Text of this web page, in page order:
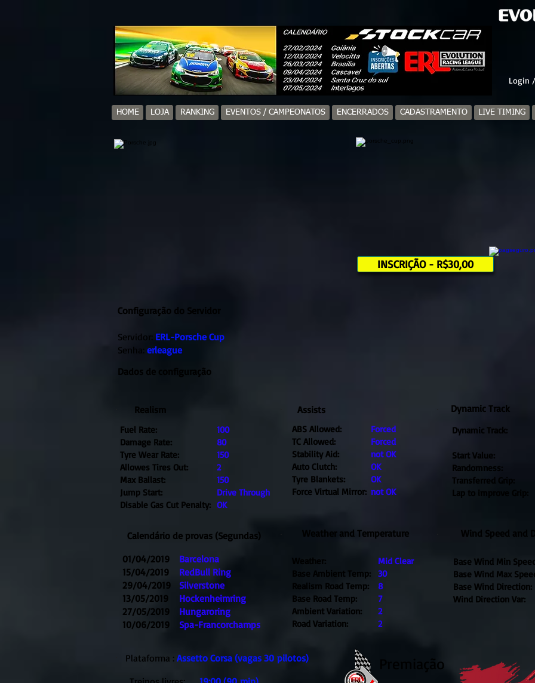
Login
01/04/2019
15/04/2019
29/04/2019
13/05/2019
27/05/2019
10/06/2019
Barcelona
RedBull Ring
Silverstone
Hockenheimring
Hungaroring
Spa-Francorchamps
INSCRIÇÃO - R$30,00
Plataforma : Assetto Corsa (vagas 30 pilotos)
Premiação
Configuração do Servidor
Servidor: ERL-Porsche Cup
Senha: erleague
Dados de configuração
Fuel Rate:
Damage Rate:
Tyre Wear Rate:
Allowes Tires Out:
Max Ballast:
Jump Start:
Disable Gas Cut Penalty:
100
80
150
2
150
Drive Through
OK
Realism
ABS Allowed:
TC Allowed:
Stability Aid:
Auto Clutch:
Tyre Blankets:
Force Virtual Mirror:
Forced
Forced
not OK
OK
OK
not OK
Assists Dynamic Track
Dynamic Track:
Start Value:
Randomness:
Transferred Grip:
Lap to improve Grip:
Weather:
Base Ambient Temp:
Realism Road Temp:
Base Road Temp:
Ambient Variation:
Road Variation:
Mid Clear
30
8
7
2
2
Weather and Temperature
Base Wind Min
Base Wind Max
Base Wind Direction:
Wind Direction Var:
Wind Speed and
Calendário de provas (Segundas)
HOME LOJA RANKING EVENTOS / CAMPEONATOS ENCERRADOS CADASTRAMENTO LIVE TIMING